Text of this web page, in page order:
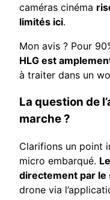
caméras cinéma
limités ici.
Mon avis ? Pour
HLG est
à traiter dans un
La question de
marche ?
Clarifions un point
micro embarqué.
directement par le
drone via